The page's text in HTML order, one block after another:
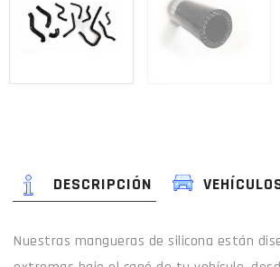
DESCRIPCIÓN
Nuestras mangueras de silicona están